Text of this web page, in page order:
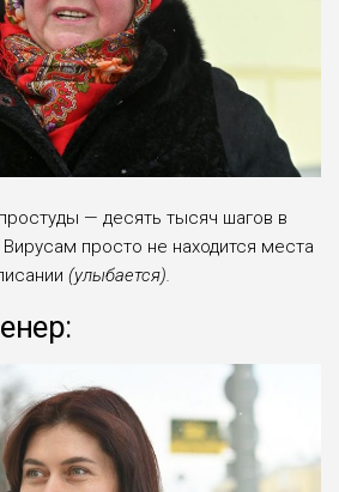
— десять тысяч шагов в
просто не находится места
(улыбается).